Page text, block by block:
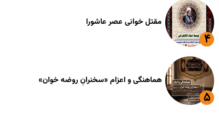
مقتل خوانی عصر عاشورا
هماهنگی و اعزام «سخنرانِ روضه خوان»